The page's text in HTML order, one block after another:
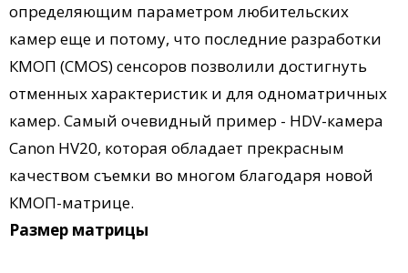
определяющим параметром любительских
камер еще и потому, что последние разработки
КМОП (CMOS) сенсоров позволили достигнуть
отменных характеристик и для одноматричных
камер. Самый очевидный пример - HDV-камера
Canon HV20, которая обладает прекрасным
качеством съемки во многом благодаря новой
КМОП-матрице.
Размер матрицы